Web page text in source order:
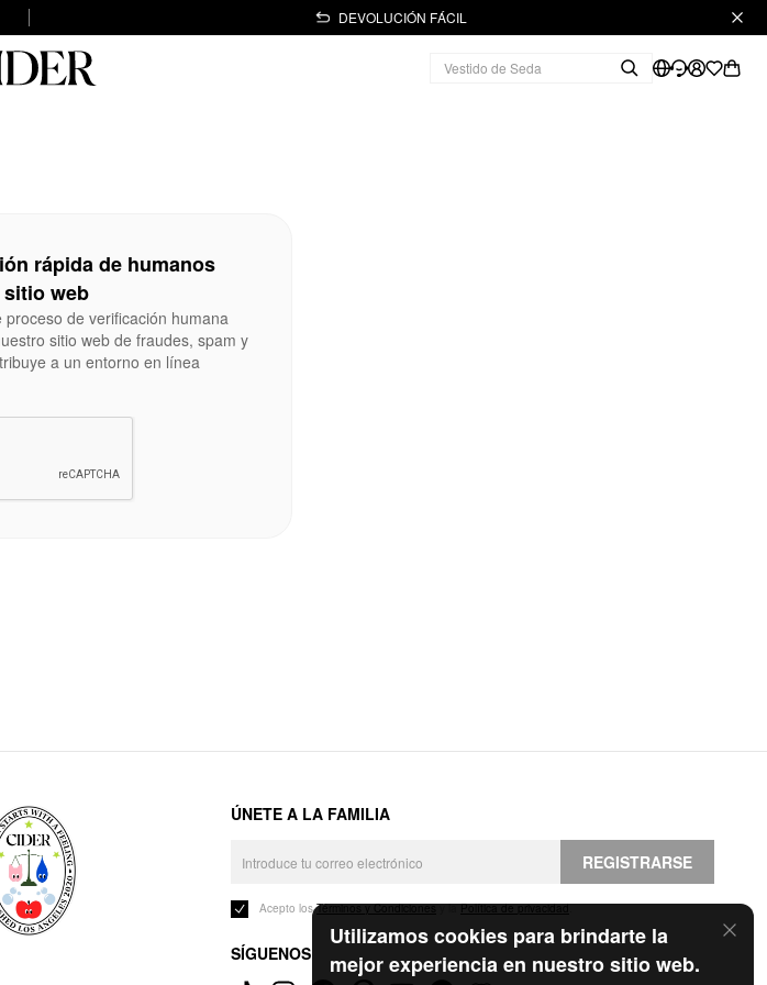
DEVOLUCIÓN FÁCIL
Utilizamos cookies para brindarte la
mejor experiencia en nuestro sitio web.
rápida de humanos
web
de verificación humana
sitio web de fraudes, spam y
a un entorno en línea
ÚNETE A LA FAMILIA
REGISTRARSE
Acepto losTérminos y Condicionesy laPolítica de privacidad.
SÍGUENOS